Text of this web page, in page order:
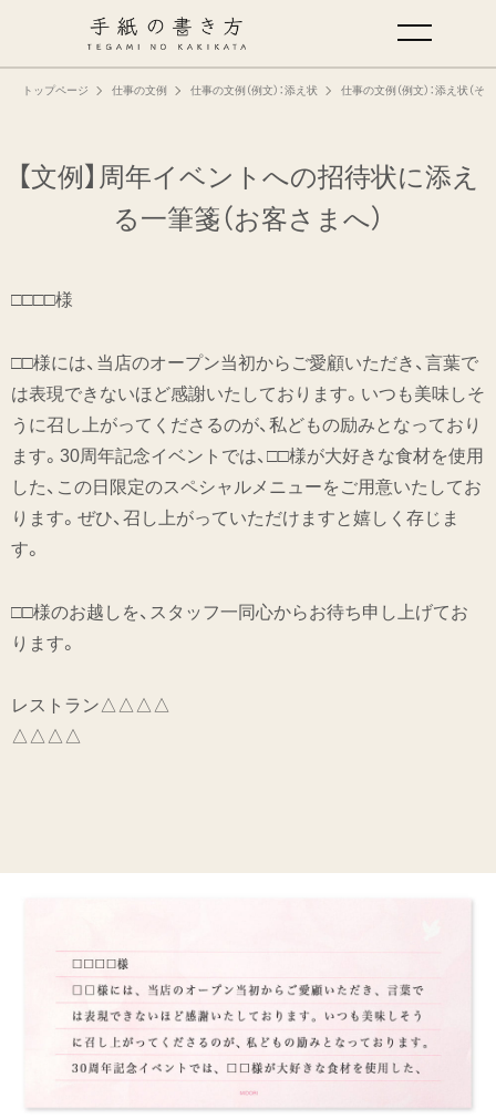
トップページ 仕事の文例 仕事の文例（例文）：添え状 仕事の文例（例文）：添え状（その
【文例】周年イベントへの招待状に添え
る一筆箋（お客さまへ）
□□□□様
□□様には、当店のオープン当初からご愛顧いただき、言葉で
は表現できないほど感謝いたしております。いつも美味しそ
うに召し上がってくださるのが、私どもの励みとなっており
ます。30周年記念イベントでは、□□様が大好きな食材を使用
した、この日限定のスペシャルメニューをご用意いたしてお
ります。ぜひ、召し上がっていただけますと嬉しく存じま
す。
□□様のお越しを、スタッフ一同心からお待ち申し上げてお
ります。
レストラン△△△△
△△△△
手紙の基本
仕事の手紙の書き方
くらしの文例
仕事の文例
特集
ミドリオフィシャルサイト